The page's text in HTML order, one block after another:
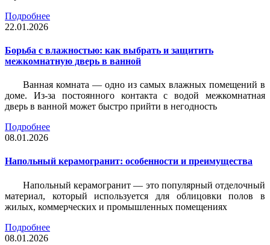
Подробнее
22.01.2026
Борьба с влажностью: как выбрать и защитить
межкомнатную дверь в ванной
Ванная комната — одно из самых влажных помещений в
доме. Из-за постоянного контакта с водой межкомнатная
дверь в ванной может быстро прийти в негодность
Подробнее
08.01.2026
Напольный керамогранит: особенности и преимущества
Напольный керамогранит — это популярный отделочный
материал, который используется для облицовки полов в
жилых, коммерческих и промышленных помещениях
Подробнее
08.01.2026